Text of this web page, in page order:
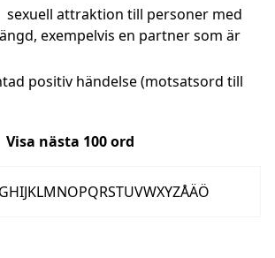
sexuell attraktion till personer med
exempelvis en partner som är
positiv händelse (motsatsord till
Visa nästa 100ord
HIJKLMNOPQRSTUVWXYZÅÄÖ